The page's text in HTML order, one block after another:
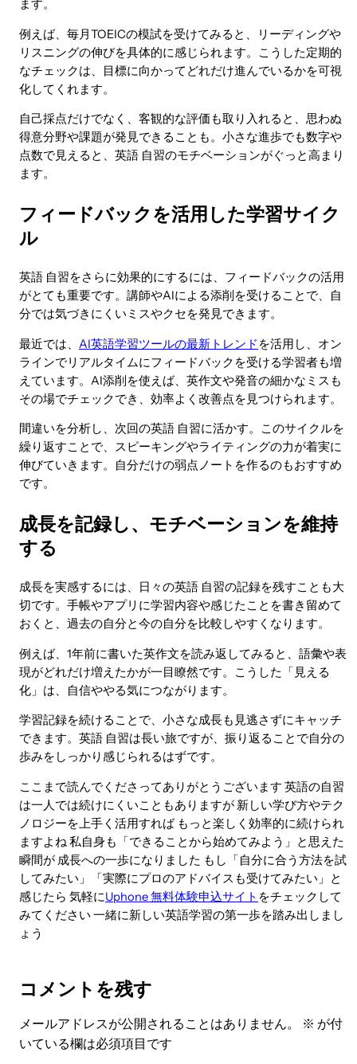
ます。
例えば、毎月TOEICの模試を受けてみると、リーディングや
リスニングの伸びを具体的に感じられます。こうした定期的
なチェックは、目標に向かってどれだけ進んでいるかを可視
化してくれます。
自己採点だけでなく、客観的な評価も取り入れると、思わぬ
得意分野や課題が発見できることも。小さな進歩でも数字や
点数で見えると、英語 自習のモチベーションがぐっと高まり
ます。
フィードバックを活用した学習サイク
ル
英語 自習をさらに効果的にするには、フィードバックの活用
がとても重要です。講師やAIによる添削を受けることで、自
分では気づきにくいミスやクセを発見できます。
最近では、 AI英語学習ツールの最新トレンド を活用し、オン
ラインでリアルタイムにフィードバックを受ける学習者も増
えています。AI添削を使えば、英作文や発音の細かなミスも
その場でチェックでき、効率よく改善点を見つけられます。
間違いを分析し、次回の英語 自習に活かす。このサイクルを
繰り返すことで、スピーキングやライティングの力が着実に
伸びていきます。自分だけの弱点ノートを作るのもおすすめ
です。
成長を記録し、モチベーションを維持
する
成長を実感するには、日々の英語 自習の記録を残すことも大
切です。手帳やアプリに学習内容や感じたことを書き留めて
おくと、過去の自分と今の自分を比較しやすくなります。
例えば、1年前に書いた英作文を読み返してみると、語彙や表
現がどれだけ増えたかが一目瞭然です。こうした「見える
化」は、自信ややる気につながります。
学習記録を続けることで、小さな成長も見逃さずにキャッチ
できます。英語 自習は長い旅ですが、振り返ることで自分の
歩みをしっかり感じられるはずです。
ここまで読んでくださってありがとうございます 英語の自習
は一人では続けにくいこともありますが 新しい学び方やテク
ノロジーを上手く活用すれば もっと楽しく効率的に続けられ
ますよね 私自身も「できることから始めてみよう」と思えた
瞬間が 成長への一歩になりました もし「自分に合う方法を試
してみたい」「実際にプロのアドバイスも受けてみたい」と
感じたら 気軽にUphone 無料体験申込サイト をチェックして
みてください 一緒に新しい英語学習の第一歩を踏み出しまし
ょう
コメントを残す
メールアドレスが公開されることはありません。 ※ が付
いている欄は必須項目です